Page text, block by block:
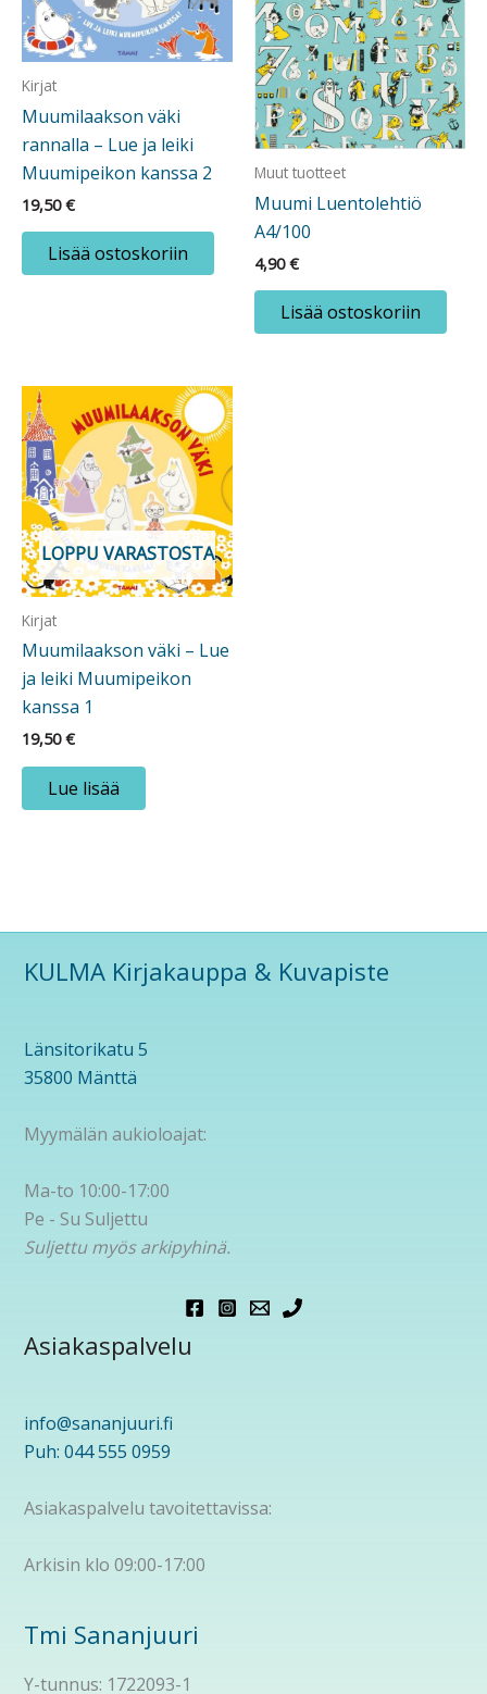
Kirjat
Muumilaakson väki
rannalla – Lue ja leiki
Muumipeikon kanssa 2
19,50€
Lisää ostoskoriin
Muut tuotteet
Muumi Luentolehtiö
A4/100
4,90€
Lisää ostoskoriin
LOPPU VARASTOSTA
Kirjat
Muumilaakson väki – Lue
ja leiki Muumipeikon
kanssa 1
19,50€
Lue lisää
KULMA Kirjakauppa & Kuvapiste
Länsitorikatu 5
35800 Mänttä
Myymälän aukioloajat:
Ma-to 10:00-17:00
Pe - Su Suljettu
Suljettu myös arkipyhinä.
Asiakaspalvelu
info@sananjuuri.fi
Puh: 044 555 0959
Asiakaspalvelu tavoitettavissa:
Arkisin klo 09:00-17:00
Tmi Sananjuuri
Y-tunnus: 1722093-1